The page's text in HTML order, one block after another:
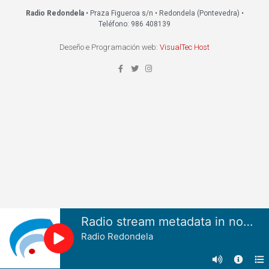
Radio Redondela• Praza Figueroa s/n • Redondela (Pontevedra) •
Teléfono: 986 408139
Deseño e Programación web: VisualTec Host
Radio stream metadata in not available.
Radio Redondela